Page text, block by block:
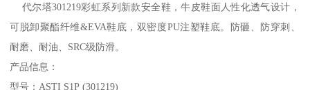
代尔塔301219彩虹系列新款安全鞋，牛皮鞋面人性化透气设计，
可脱卸聚酯纤维&EVA鞋底，双密度PU注塑鞋底。防砸、防穿刺、
耐磨、耐油、SRC级防滑。
产品信息：
型号：ASTI S1P (301219)